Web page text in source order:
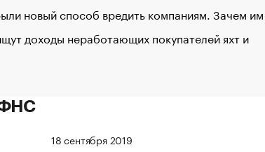
новый способ вредить компаниям. Зачем
доходы неработающих покупателей яхт и
ФНС
18 сентября 2019